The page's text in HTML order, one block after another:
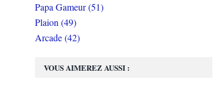
VOUS AIMEREZ AUSSI :
Papa Gameur (51)
Plaion (49)
Arcade (42)